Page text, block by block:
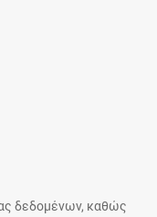
δεδομένων, καθώς